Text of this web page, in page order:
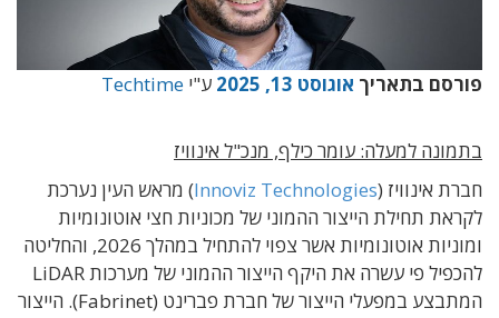
פורסם בתאריך אוגוסט 13, 2025 ע"י Techtime
בתמונה למעלה: עומר כילף, מנכ"ל אינוויז
חברת אינוויז (Innoviz Technologies) מראש העין נערכת
לקראת תחילת הייצור ההמוני של מכוניות חצי אוטונומיות
ומוניות אוטונומיות אשר צפוי להתחיל במהלך 2026, והחליטה
להכפיל פי עשרה את היקף הייצור ההמוני של מערכות LiDAR
המתבצע במפעלי הייצור של חברת פברינט (Fabrinet). הייצור